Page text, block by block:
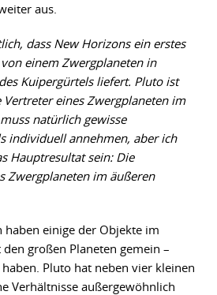
aus.
dass New Horizons ein erstes
einem Zwergplaneten in
Kuipergürtels liefert. Pluto ist
eines Zwergplaneten im
natürlich gewisse
individuell annehmen, aber ich
Hauptresultat sein: Die
Zwergplaneten im äußeren
haben einige der Objekte im
großen Planeten gemein –
Pluto hat neben vier kleinen
Verhältnisse außergewöhnlich